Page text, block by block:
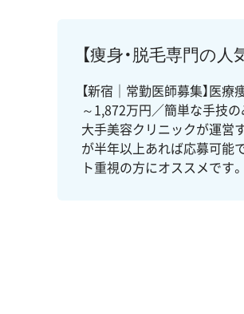
【痩身・脱毛専門の人
【新宿｜常勤医師募集】医
～1,872万円／簡単な手技
大手美容クリニックが運営
が半年以上あれば応募可能
ト重視の方にオススメです。